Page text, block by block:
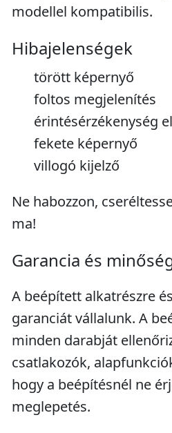
modellel kompatibilis.
Hibajelenségek
törött képernyő
foltos megjelenítés
érintésérzékenység
fekete képernyő
villogó kijelző
Ne habozzon,
ma!
Garancia és
A beépített alkatrészre
garanciát vállalunk. A
minden darabját
csatlakozók,
hogy a beépítésnél ne
meglepetés.